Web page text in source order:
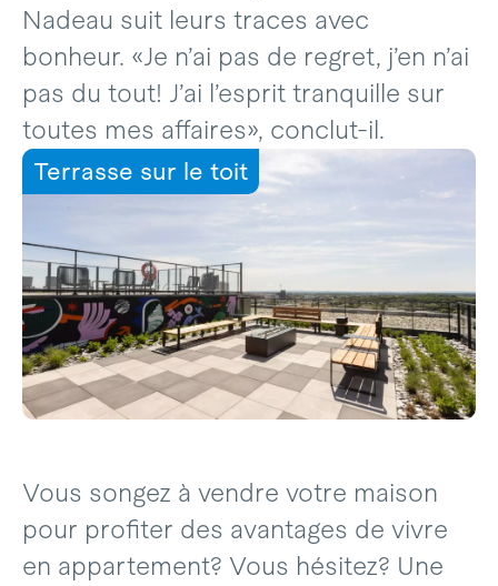
Nadeau suit leurs traces avec
bonheur. «Je n’ai pas de regret, j’en n’ai
pas du tout! J’ai l’esprit tranquille sur
toutes mes affaires», conclut-il.
Terrasse sur le toit
Vous songez à vendre votre maison
pour profiter des avantages de vivre
en appartement? Vous hésitez? Une